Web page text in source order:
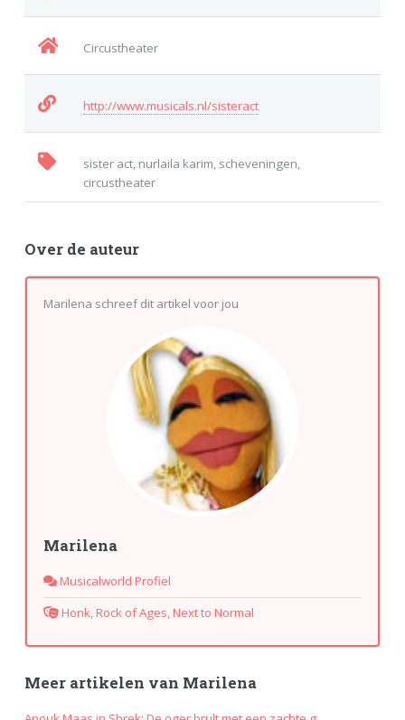
Circustheater
http://www.musicals.nl/sisteract
sister act, nurlaila karim, scheveningen,
circustheater
Over de auteur
Marilena schreef dit artikel voor jou
Marilena
Musicalworld Profiel
Honk, Rock of Ages, Next to Normal
Meer artikelen van Marilena